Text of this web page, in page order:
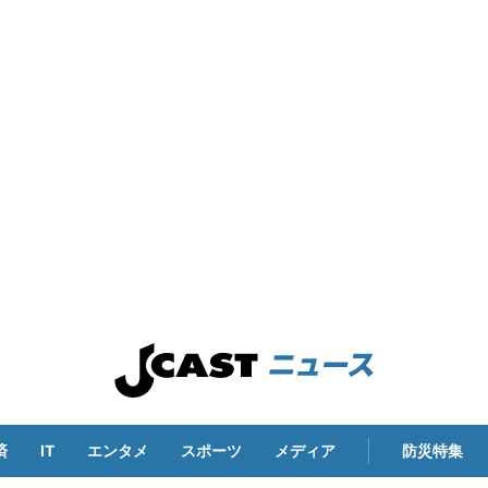
IT エンタメ スポーツ メディア 防災特集